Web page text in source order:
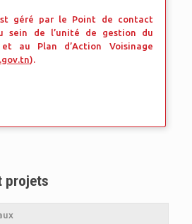
géré par le Point de contact
sein de l’unité de gestion du
au Plan d’Action Voisinage
).
projets